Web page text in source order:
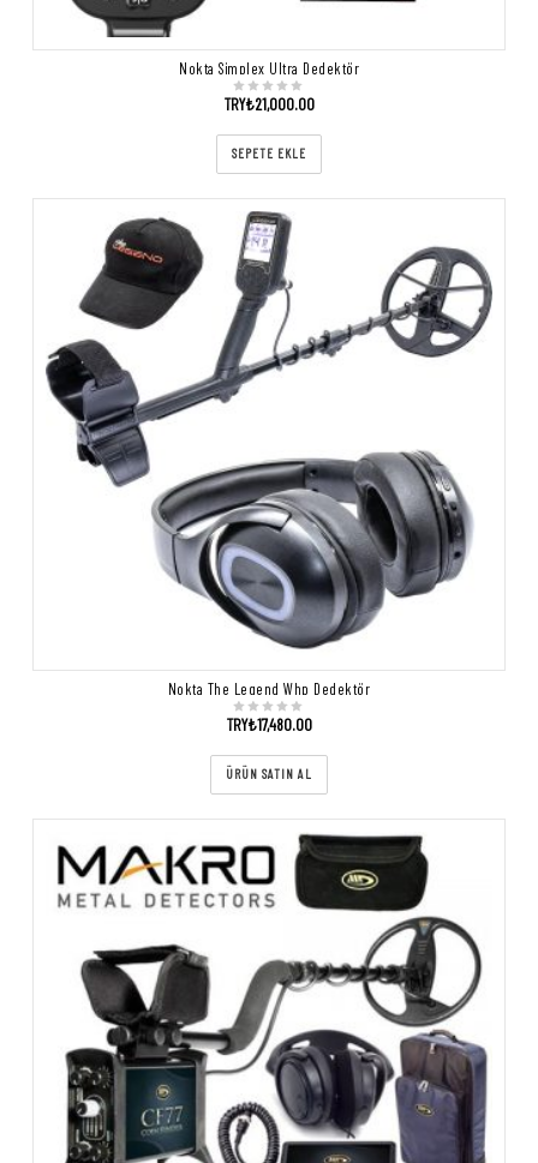
Nokta Simplex Ultra Dedektör
TRY₺21,000.00
SEPETE EKLE
Nokta The Legend Whp Dedektör
TRY₺17,480.00
ÜRÜN SATIN AL